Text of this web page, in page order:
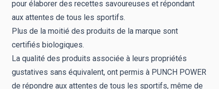
pour élaborer des recettes savoureuses et répondant
aux attentes de tous les sportifs.
Plus de la moitié des produits de la marque sont
certifiés biologiques.
La qualité des produits associée à leurs propriétés
gustatives sans équivalent, ont permis à PUNCH POWER
de répondre aux attentes de tous les sportifs, même de